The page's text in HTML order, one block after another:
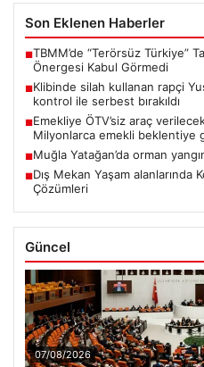
Son Eklenen Haberler
■TBMM’de “Terörsüz Türkiye”
Önergesi Kabul Görmedi
■Klibinde silah kullanan rapçi
kontrol ile serbest bırakıldı
■Emekliye ÖTV’siz araç
Milyonlarca emekli beklentiye
■Muğla Yatağan’da orman
■Dış Mekan Yaşam alanlarında
Çözümleri
Güncel
07/08/2026